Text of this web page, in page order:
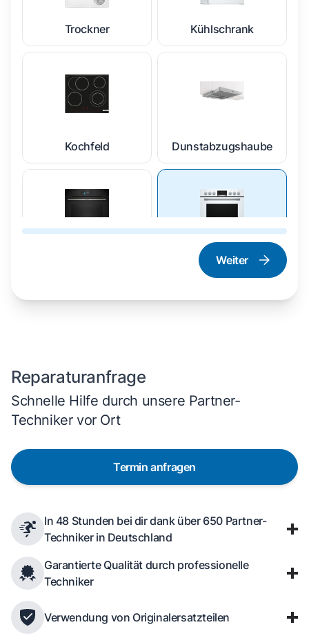
Trockner Kühlschrank
Kochfeld Dunstabzugshaube
Herd und Backofen
Weiter
Reparaturanfrage
Schnelle Hilfe durch unsere Partner-
Techniker vor Ort
Termin anfragen
In 48 Stunden bei dir dank über 650 Partner-
Techniker in Deutschland
Garantierte Qualität durch professionelle
Techniker
Verwendung von Originalersatzteilen